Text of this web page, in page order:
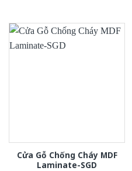
Cửa Gỗ Chống Cháy MDF
Laminate-SGD